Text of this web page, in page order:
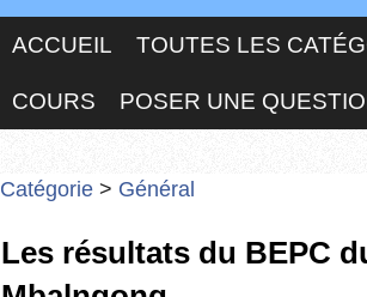
ACCUEIL TOUTES LES
COURS POSER UNE
Catégorie > Général
Les résultats du BEPC